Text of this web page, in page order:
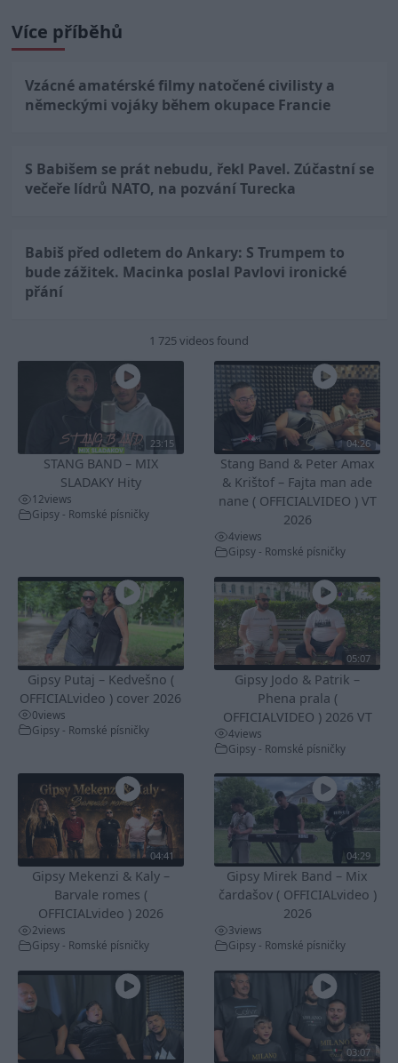
Více příběhů
Vzácné amatérské filmy natočené civilisty a
německými vojáky během okupace Francie
S Babišem se prát nebudu, řekl Pavel. Zúčastní se
večeře lídrů NATO, na pozvání Turecka
Babiš před odletem do Ankary: S Trumpem to
bude zážitek. Macinka poslal Pavlovi ironické
přání
1 725 videos found
23:15
STANG BAND – MIX
SLADAKY Hity
12views
Gipsy - Romské písničky
04:26
Stang Band & Peter Amax
& Krištof – Fajta man ade
nane ( OFFICIALVIDEO ) VT
2026
4views
Gipsy - Romské písničky
Gipsy Putaj – Kedvešno (
OFFICIALvideo ) cover 2026
0views
Gipsy - Romské písničky
05:07
Gipsy Jodo & Patrik –
Phena prala (
OFFICIALVIDEO ) 2026 VT
4views
Gipsy - Romské písničky
04:41
Gipsy Mekenzi & Kaly –
Barvale romes (
OFFICIALvideo ) 2026
2views
Gipsy - Romské písničky
04:29
Gipsy Mirek Band – Mix
čardašov ( OFFICIALvideo )
2026
3views
Gipsy - Romské písničky
03:07